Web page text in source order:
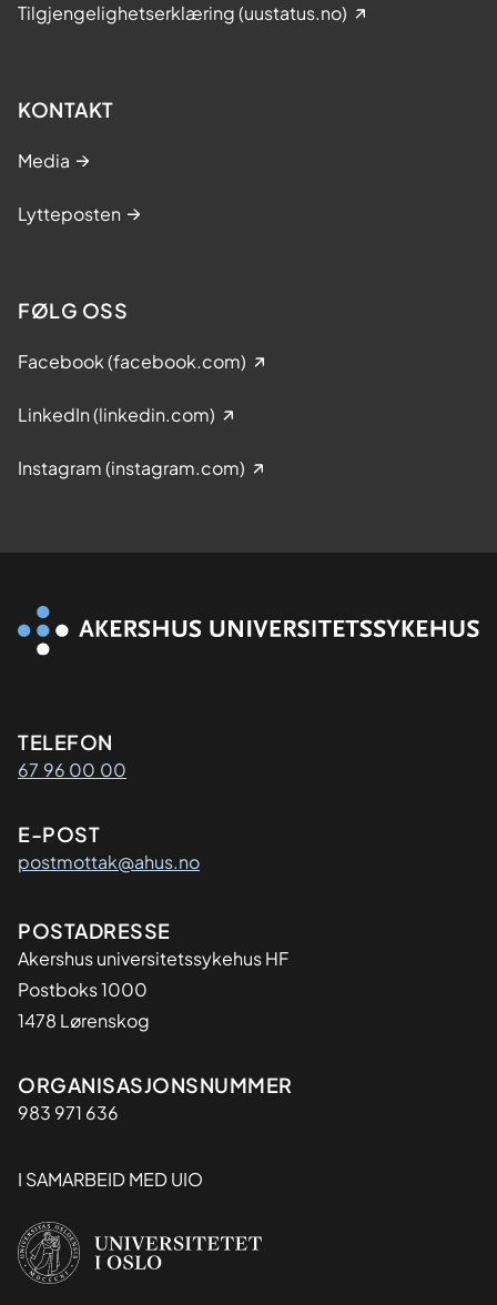
Tilgjengelighetserklæring (uustatus.no)
KONTAKT
Media
Lytteposten
FØLG OSS
Facebook (facebook.com)
LinkedIn (linkedin.com)
Instagram (instagram.com)
Kontaktinformasjon
TELEFON
67 96 00 00
E-POST
postmottak@ahus.no
Adresse
POSTADRESSE
Akershus universitetssykehus HF
Postboks 1000
1478 Lørenskog
Organisasjon
ORGANISASJONSNUMMER
983 971 636
I SAMARBEID MED UIO